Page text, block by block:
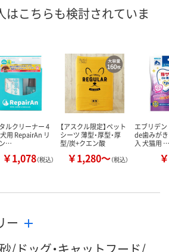
はこちらも検討されていま
ルクリーナー 4
用 RepairAn リ
…
￥1,078（税込）
【アスクル限定】ペット
シーツ 薄型・厚型・厚
型/炭+クエン酸
￥1,280～（税込）
エブリデ
de歯みが
入 犬猫用 …
ー